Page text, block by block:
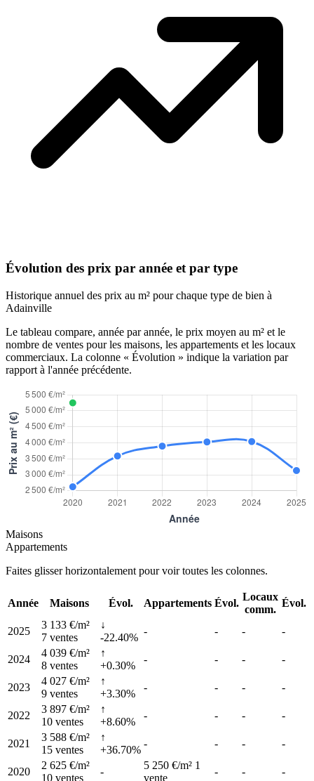
Évolution des prix par année et par type
Historique annuel des prix au m² pour chaque type de bien à
Adainville
Le tableau compare, année par année, le prix moyen au m² et le
nombre de ventes pour les maisons, les appartements et les locaux
commerciaux. La colonne « Évolution » indique la variation par
rapport à l'année précédente.
Maisons
Appartements
Faites glisser horizontalement pour voir toutes les colonnes.
Année Maisons Évol. Appartements Évol.
Locaux
comm.
Évol.
2025
3 133 €/m²
7 ventes
↓
-22.40%
- - - -
2024
4 039 €/m²
8 ventes
↑
+0.30%
- - - -
2023
4 027 €/m²
9 ventes
↑
+3.30%
- - - -
2022
3 897 €/m²
10 ventes
↑
+8.60%
- - - -
2021
3 588 €/m²
15 ventes
↑
+36.70%
- - - -
2020
2 625 €/m²
10 ventes
-
5 250 €/m² 1
vente
- - -